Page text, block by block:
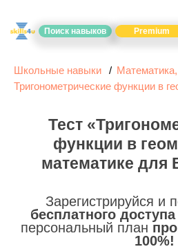
Поиск навыков Premium
Школьные навыки
Тригонометрические функции в
Тест
функции в
математике для
Зарегистрируйся и
бесплатного доступа
персональный план
100%!